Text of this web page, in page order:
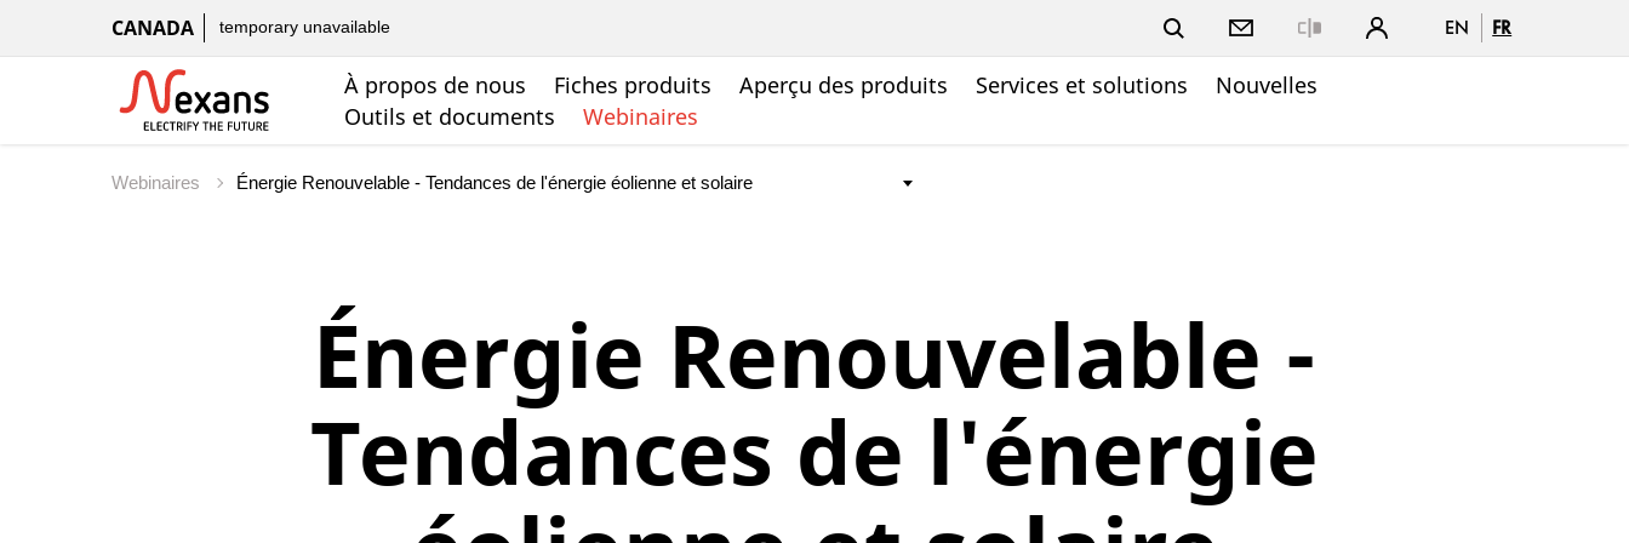
CANADA temporary unavailable EN FR
À propos de nous Fiches produits Aperçu des produits Services et solutions
Nouvelles
Outils et documents
Webinaires
Webinaires
Énergie Renouvelable -
Tendances de l'énergie